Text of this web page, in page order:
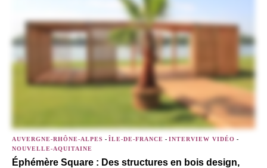
AUVERGNE-RHÔNE-ALPES - ÎLE-DE-FRANCE - INTERVIEW VIDÉO -
NOUVELLE-AQUITAINE
Éphémère Square : Des structures en bois design,